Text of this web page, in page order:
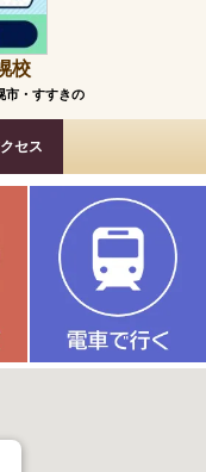
校
市・すすきの
セス